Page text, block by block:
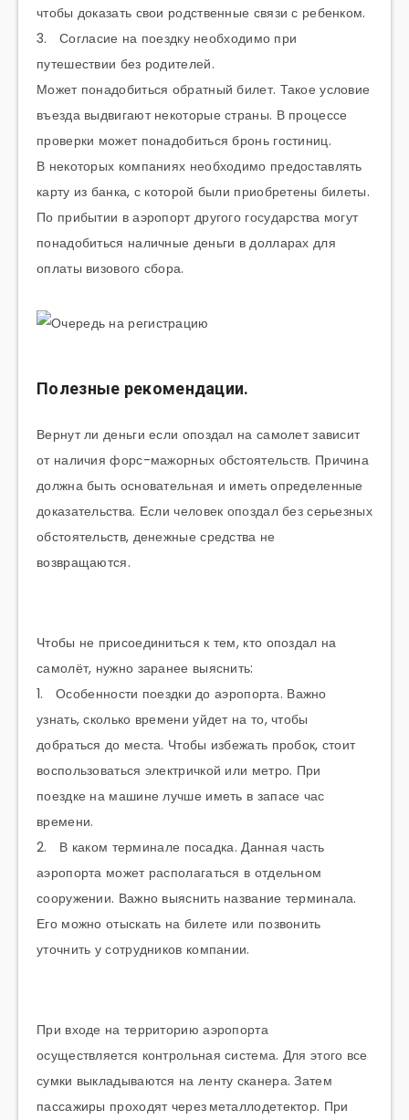
чтобы доказать свои родственные связи с ребенком.
3. Согласие на поездку необходимо при
путешествии без родителей.
Может понадобиться обратный билет. Такое условие
въезда выдвигают некоторые страны. В процессе
проверки может понадобиться бронь гостиниц.
В некоторых компаниях необходимо предоставлять
карту из банка, с которой были приобретены билеты.
По прибытии в аэропорт другого государства могут
понадобиться наличные деньги в долларах для
оплаты визового сбора.
Полезные рекомендации.
Вернут ли деньги если опоздал на самолет зависит
от наличия форс-мажорных обстоятельств. Причина
должна быть основательная и иметь определенные
доказательства. Если человек опоздал без серьезных
обстоятельств, денежные средства не
возвращаются.
Чтобы не присоединиться к тем, кто опоздал на
самолёт, нужно заранее выяснить:
1. Особенности поездки до аэропорта. Важно
узнать, сколько времени уйдет на то, чтобы
добраться до места. Чтобы избежать пробок, стоит
воспользоваться электричкой или метро. При
поездке на машине лучше иметь в запасе час
времени.
2. В каком терминале посадка. Данная часть
аэропорта может располагаться в отдельном
сооружении. Важно выяснить название терминала.
Его можно отыскать на билете или позвонить
уточнить у сотрудников компании.
При входе на территорию аэропорта
осуществляется контрольная система. Для этого все
сумки выкладываются на ленту сканера. Затем
пассажиры проходят через металлодетектор. При